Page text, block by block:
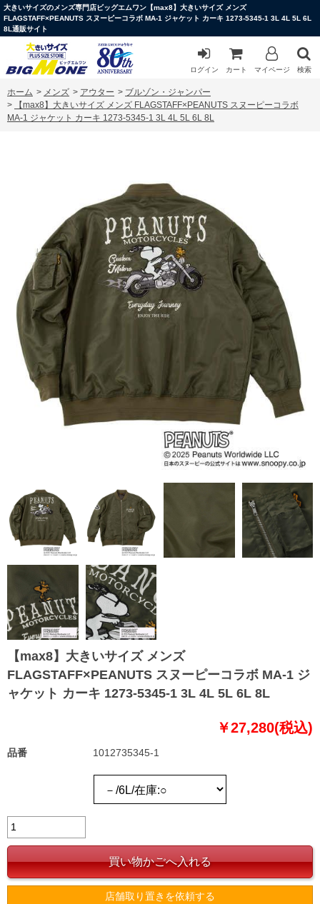
大きいサイズのメンズ専門店ビッグエムワン【max8】大きいサイズ メンズ
FLAGSTAFF×PEANUTS スヌーピーコラボ MA-1 ジャケット カーキ 1273-5345-1 3L 4L 5L 6L
8L通販サイト
ログイン カート マイページ 検索
ホーム > メンズ > アウター > ブルゾン・ジャンパー
>
【max8】大きいサイズ メンズ FLAGSTAFF×PEANUTS スヌーピーコラボ
MA-1 ジャケット カーキ 1273-5345-1 3L 4L 5L 6L 8L
【max8】大きいサイズ メンズ
FLAGSTAFF×PEANUTS スヌーピーコラボ MA-1 ジ
ャケット カーキ 1273-5345-1 3L 4L 5L 6L 8L
￥27,280(税込)
品番 1012735345-1
店舗取り置きを依頼する